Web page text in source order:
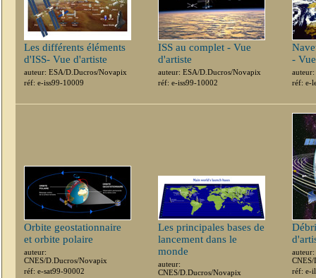
Les différents éléments
d'ISS- Vue d'artiste
auteur: ESA/D.Ducros/Novapix
réf: e-iss99-10009
ISS au complet - Vue
d'artiste
auteur: ESA/D.Ducros/Novapix
réf: e-iss99-10002
-
réf: e-
Orbite geostationnaire
et orbite polaire
auteur:
CNES/D.Ducros/Novapix
réf: e-sat99-90002
Les principales bases de
lancement dans le
monde
auteur:
CNES/D.Ducros/Novapix
auteur:
réf: e-